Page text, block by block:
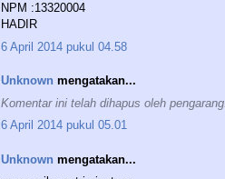
NPM :13320004
HADIR
6 April 2014 pukul 04.58
Unknown mengatakan...
Komentar ini telah dihapus oleh pengarang.
6 April 2014 pukul 05.01
Unknown mengatakan...